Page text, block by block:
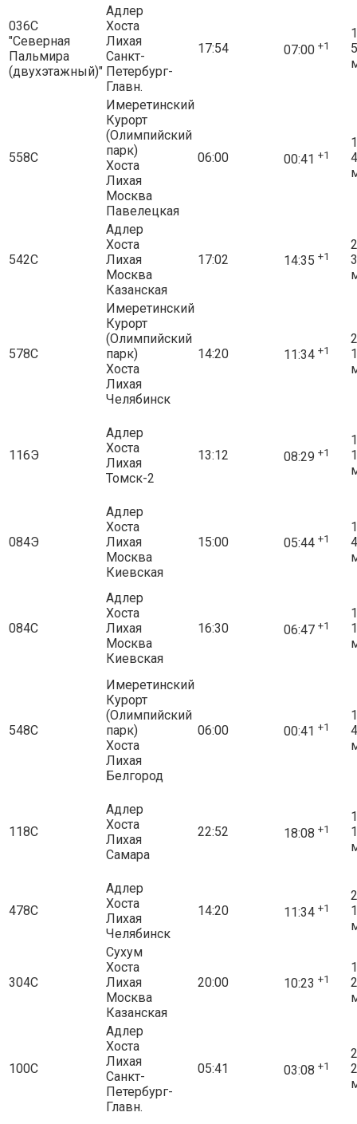
036С
"Северная
Пальмира
(двухэтажный)"
Адлер
Хоста
Лихая
Санкт-
Петербург-
Главн.
17:54 07:00 +1
5
558С
Имеретинский
Курорт
(Олимпийский
парк)
Хоста
Лихая
Москва
Павелецкая
06:00 00:41 +1
542С
Адлер
Хоста
Лихая
Москва
Казанская
17:02 14:35 +1
578С
Имеретинский
Курорт
(Олимпийский
парк)
Хоста
Лихая
Челябинск
14:20 11:34 +1
116Э
Адлер
Хоста
Лихая
Томск-2
13:12 08:29 +1
084Э
Адлер
Хоста
Лихая
Москва
Киевская
15:00 05:44 +1
084С
Адлер
Хоста
Лихая
Москва
Киевская
16:30 06:47 +1
548С
Имеретинский
Курорт
(Олимпийский
парк)
Хоста
Лихая
Белгород
06:00 00:41 +1
118С
Адлер
Хоста
Лихая
Самара
22:52 18:08 +1
478С
Адлер
Хоста
Лихая
Челябинск
14:20 11:34 +1
304С
Сухум
Хоста
Лихая
Москва
Казанская
20:00 10:23 +1
100С
Адлер
Хоста
Лихая
Санкт-
Петербург-
Главн.
05:41 03:08 +1